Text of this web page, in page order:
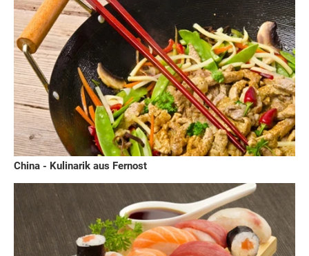
China - Kulinarik aus Fernost